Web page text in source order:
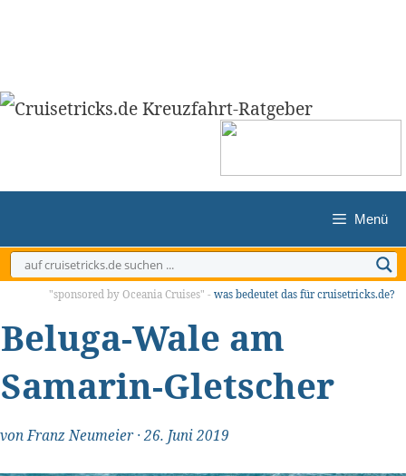
Menü
"sponsored by Oceania Cruises" - was bedeutet das für cruisetricks.de?
Beluga-Wale am
Samarin-Gletscher
vonFranz Neumeier·26. Juni 2019